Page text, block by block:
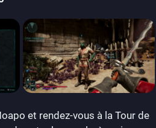
et rendez-vous à la Tour de